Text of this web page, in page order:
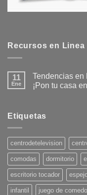
Recursos en Linea
11
Ene
Tendencias en
¡Pon tu casa
en
Tendencias
para
el
Verano
2025:
¡Pon
tu
casa
en
onda!
Etiquetas
centrodetelevision
comodas dormitorio
escritorio tocador
infantil juego de